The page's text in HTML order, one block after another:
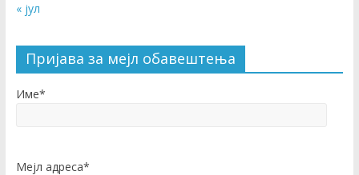
« јул
Пријава за мејл обавештења
Име*
Мејл адреса*